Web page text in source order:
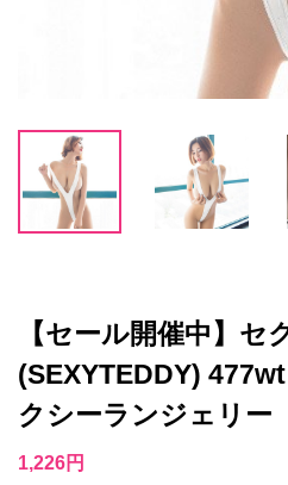
【セール開催中】セ
(SEXYTEDDY)
クシーランジェリー
1,226円